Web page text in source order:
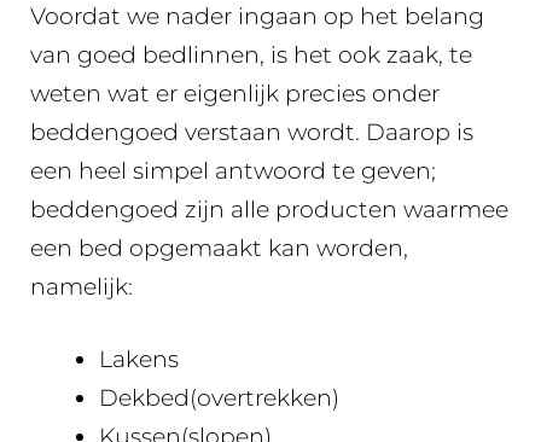
Voordat we nader ingaan op het belang
van goed bedlinnen, is het ook zaak, te
weten wat er eigenlijk precies onder
beddengoed verstaan wordt. Daarop is
een heel simpel antwoord te geven;
beddengoed zijn alle producten waarmee
een bed opgemaakt kan worden,
namelijk:
Lakens
Dekbed(overtrekken)